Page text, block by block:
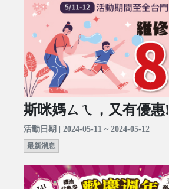
斯咪媽ㄙㄟ，又有優惠!
活動日期 | 2024-05-11 ~ 2024-05-12
最新消息